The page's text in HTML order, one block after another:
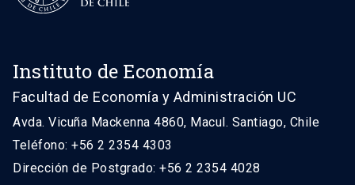
Instituto de Economía
Facultad de Economía y Administración UC
Avda. Vicuña Mackenna 4860, Macul. Santiago, Chile
Teléfono: +56 2 2354 4303
Dirección de Postgrado: +56 2 2354 4028